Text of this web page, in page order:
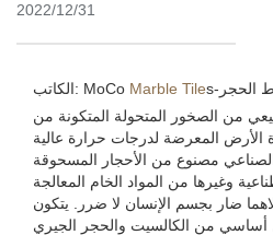
2022/12/31
الكاتب: MoCo Marble Tiles- الحجر
من الصخور المتحولة المتكونة من
المعرضة لدرجات حرارة عالية
مصنوع من الأحجار المسحوقة
وغيرها من المواد الخام المعالجة
ضار بجسم الإنسان لا ضرر. يتكون
أساسي من الكالسيت والحجر الجيري